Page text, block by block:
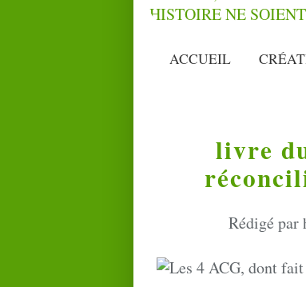
ACCUEIL
livre
Rédigé par